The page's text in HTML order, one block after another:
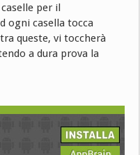
per il
ogni casella tocca
queste, vi toccherà
a dura prova la